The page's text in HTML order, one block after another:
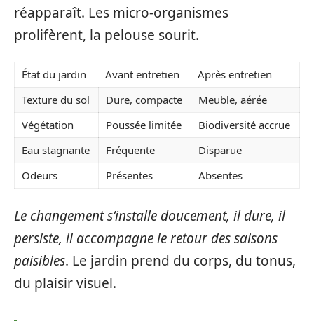
réapparaît. Les micro-organismes
prolifèrent, la pelouse sourit.
État du jardin Avant entretien
Après entretien
Texture du sol
Dure, compacte
Meuble, aérée
Végétation
Poussée limitée
Biodiversité accrue
Eau stagnante
Fréquente
Disparue
Odeurs
Présentes Absentes
Le changement s’installe doucement, il dure, il
persiste, il accompagne le retour des saisons
paisibles. Le jardin prend du corps, du tonus,
du plaisir visuel.